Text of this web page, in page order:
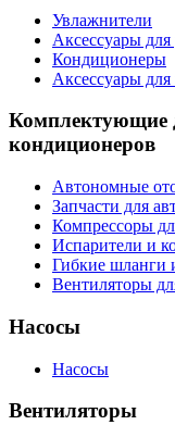
Увлажнители
Аксессуары
Кондиционеры
Аксессуары
Комплектующие
кондиционеров
Автономные
Запчасти для
Компрессоры
Испарители и
Гибкие шланги
Вентиляторы
Насосы
Насосы
Вентиляторы